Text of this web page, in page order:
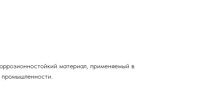
материал, применяемый в